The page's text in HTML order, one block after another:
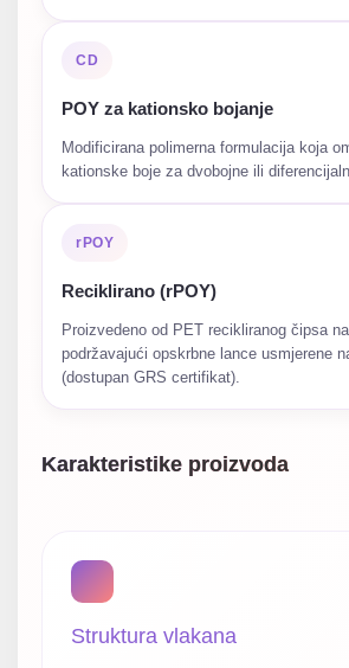
CD
POY za kationsko bojanje
Modificirana polimerna formulacija koja
kationske boje za dvobojne ili
rPOY
Reciklirano (rPOY)
Proizvedeno od PET recikliranog čipsa
podržavajući opskrbne lance usmjerene
(dostupan GRS certifikat).
Karakteristike proizvoda
Struktura vlakana